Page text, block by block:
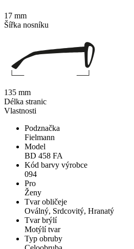
Vlastnosti
Podznačka
Fielmann
Model
BD 458 FA
Kód barvy výrobce
094
Pro
Ženy
Tvar obličeje
Oválný, Srdcovitý, Hranatý
Tvar brýlí
Motýlí tvar
Typ obruby
17 mm
Šířka nosníku
135 mm
Délka stranic